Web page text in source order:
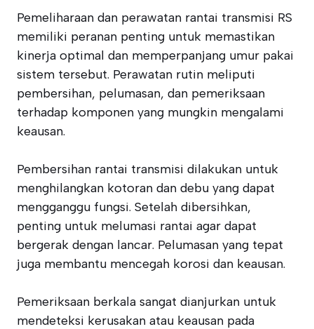
Pemeliharaan dan perawatan rantai transmisi RS
memiliki peranan penting untuk memastikan
kinerja optimal dan memperpanjang umur pakai
sistem tersebut. Perawatan rutin meliputi
pembersihan, pelumasan, dan pemeriksaan
terhadap komponen yang mungkin mengalami
keausan.
Pembersihan rantai transmisi dilakukan untuk
menghilangkan kotoran dan debu yang dapat
mengganggu fungsi. Setelah dibersihkan,
penting untuk melumasi rantai agar dapat
bergerak dengan lancar. Pelumasan yang tepat
juga membantu mencegah korosi dan keausan.
Pemeriksaan berkala sangat dianjurkan untuk
mendeteksi kerusakan atau keausan pada